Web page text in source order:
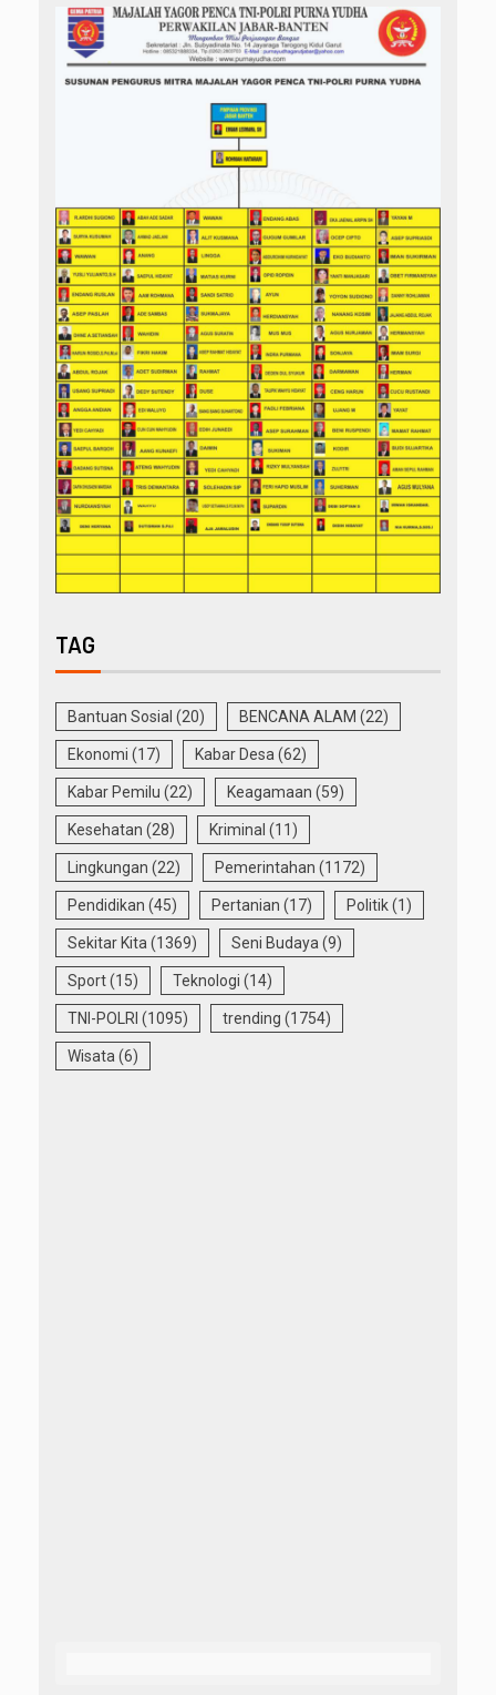
TAG
Bantuan Sosial (20) BENCANA ALAM (22)
Ekonomi (17) Kabar Desa(62)
Kabar Pemilu (22) Keagamaan (59)
Kesehatan (28) Kriminal (11)
Lingkungan (22) Pemerintahan (1172)
Pendidikan (45) Pertanian (17) Politik(1)
Sekitar Kita(1369) Seni Budaya(9)
Sport(15) Teknologi (14)
TNI-POLRI (1095) trending (1754)
Wisata(6)